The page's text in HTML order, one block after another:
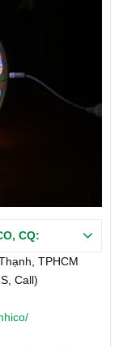
CQ:
TPHCM
Call)